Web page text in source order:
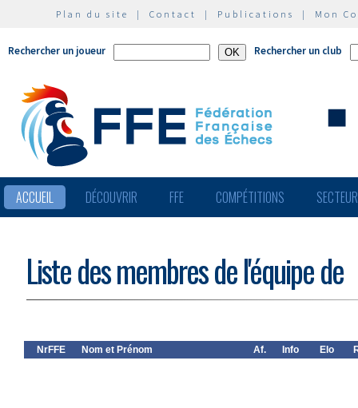
Plan du site | Contact | Publications | Mon
Rechercher un joueur Rechercher un club
ACCUEIL DÉCOUVRIR FFE COMPÉTITIONS
Liste des membres de l'équipe de
NrFFE Nom et Prénom Af. Info Elo